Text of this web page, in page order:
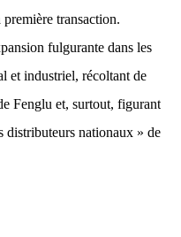
première transaction.
fulgurante dans les
et industriel, récoltant de
Fenglu et, surtout, figurant
distributeurs nationaux » de